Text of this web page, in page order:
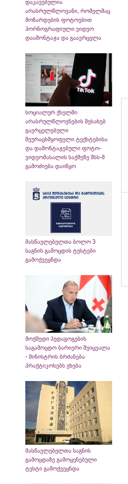
დაკავებულია
არასრულწლოვანი, რომელმაც
მოზარდების ფოტოებით
პორნოგრაფიული ვიდეო
დაამონტაჟა და გაავრცელა
სოციალურ ქსელში
არასრულწლოვნების შესახებ
გავრცელებული
შეურაცხმყოფელი ტექსტებისა
და დამონტაჟებული ფოტო-
ვიდეომასალის საქმეზე შსს-მ
გამოძიება დაიწყო
მასწავლებელთა ბოლო 3
საგნის გამოცდის ტესტები
გამოქვეყნდა
მოქმედი პედაგოგების
საგამოცდო ბარიერი შეიცვალა
- მინისტრის ბრძანება
პრაქტიკოსებს ეხება
მასწავლებელთა საგნის
გამოცდაზე გამოყენებული
ტესტი გამოქვეყნდა